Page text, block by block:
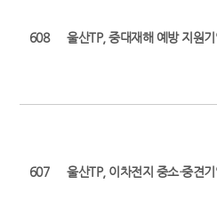
608 울산TP, 중대재해 예방 지원
607 울산TP, 이차전지 중소·중견